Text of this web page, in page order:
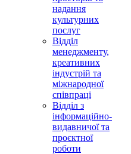
надання
культурних
послуг
Відділ
менеджменту,
креативних
індустрій та
міжнародної
співпраці
Відділ з
інформаційно-
видавничої та
проєктної
роботи